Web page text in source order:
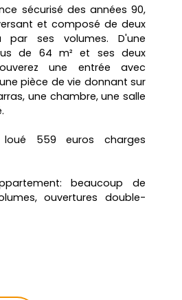
sécurisé des années 90,
et composé de deux
par ses volumes. D'une
de 64 m² et ses deux
une entrée avec
pièce de vie donnant sur
une chambre, une salle
559 euros charges
beaucoup de
ouvertures double-